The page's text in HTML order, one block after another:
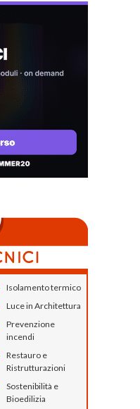
Isolamento termico
Luce in Architettura
Prevenzione
incendi
Restauro e
Ristrutturazioni
Sostenibilità e
Bioedilizia